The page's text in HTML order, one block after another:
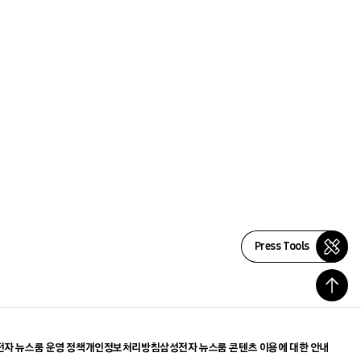
Press Tools
자 뉴스룸 운영 정책개인정보처리방침삼성전자 뉴스룸 콘텐츠 이용에 대한 안내